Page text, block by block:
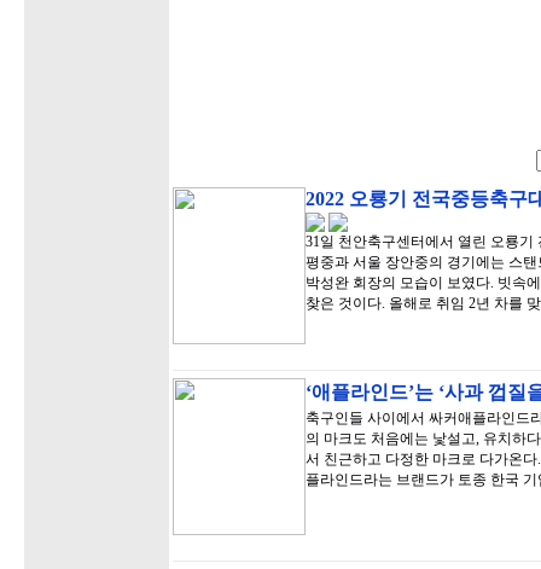
2022 오룡기 전국중등축
31일 천안축구센터에서 열린 오룡
평중과 서울 장안중의 경기에는 스
박성완 회장의 모습이 보였다. 빗속
찾은 것이다. 올해로 취임 2년 차를
‘애플라인드’는 ‘사과 껍질
축구인들 사이에서 싸커애플라인드
의 마크도 처음에는 낯설고, 유치하
서 친근하고 다정한 마크로 다가온
플라인드라는 브랜드가 토종 한국